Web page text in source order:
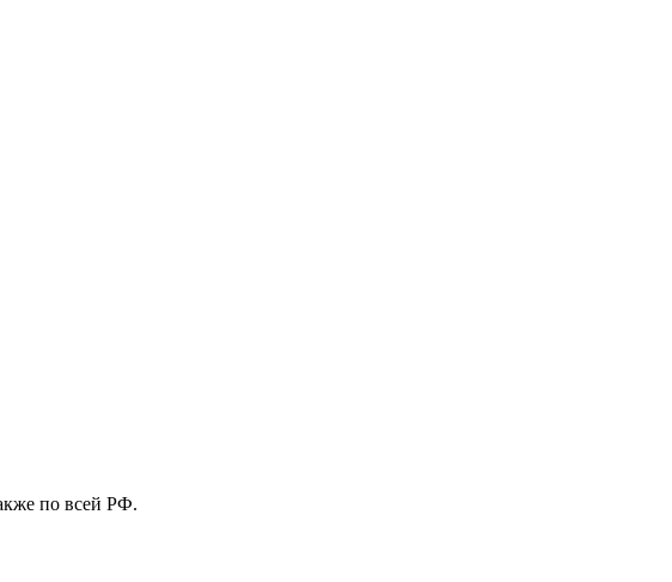
по всей РФ.